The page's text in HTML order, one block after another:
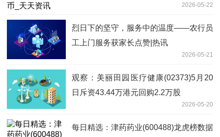
2026-05-22
烈日下的坚守，服务中的温度——农行员
工上门服务获家长点赞|热讯
2026-05-21
观察：美丽田园医疗健康(02373)5月20
日斥资43.44万港元回购2.2万股
2026-05-20
每日精选：津药药业(600488)龙虎榜数据